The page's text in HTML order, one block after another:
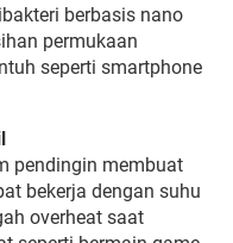
berbasis nano
permukaan
seperti smartphone
pendingin membuat
bekerja dengan suhu
overheat saat